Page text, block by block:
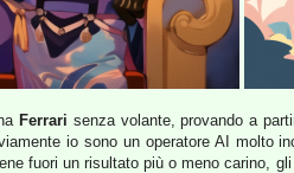
Ferrari senza volante, provando a
io sono un operatore AI molto
fuori un risultato più o meno carino,